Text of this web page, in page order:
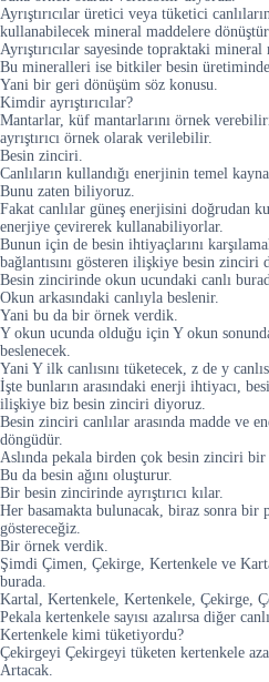
Ayrıştırıcılar üretici veya tüketici
kullanabilecek mineral maddelere
Ayrıştırıcılar sayesinde topraktaki mineral
Bu mineralleri ise bitkiler besin
Yani bir geri dönüşüm söz konusu.
Kimdir ayrıştırıcılar?
Mantarlar, küf mantarlarını örnek
ayrıştırıcı örnek olarak verilebilir.
Besin zinciri.
Canlıların kullandığı enerjinin temel
Bunu zaten biliyoruz.
Fakat canlılar güneş enerjisini doğrudan
enerjiye çevirerek kullanabiliyorlar.
Bunun için de besin ihtiyaçlarını
bağlantısını gösteren ilişkiye besin zinciri
Besin zincirinde okun ucundaki canlı
Okun arkasındaki canlıyla beslenir.
Yani bu da bir örnek verdik.
Y okun ucunda olduğu için Y okun
beslenecek.
Yani Y ilk canlısını tüketecek, z de y
İşte bunların arasındaki enerji ihtiyacı,
ilişkiye biz besin zinciri diyoruz.
Besin zinciri canlılar arasında madde ve
döngüdür.
Aslında pekala birden çok besin zinciri
Bu da besin ağını oluşturur.
Bir besin zincirinde ayrıştırıcı kılar.
Her basamakta bulunacak, biraz sonra bir
göstereceğiz.
Bir örnek verdik.
Şimdi Çimen, Çekirge, Kertenkele ve
burada.
Kartal, Kertenkele, Kertenkele, Çekirge,
Pekala kertenkele sayısı azalırsa diğer
Kertenkele kimi tüketiyordu?
Çekirgeyi Çekirgeyi tüketen kertenkele
Artacak.